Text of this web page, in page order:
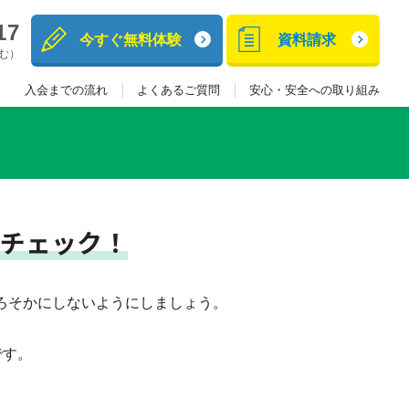
今すぐ無料体験 資料請求
）
入会までの流れ よくあるご質問 安心・安全への取り組み
ェック！
かにしないようにしましょう。
。